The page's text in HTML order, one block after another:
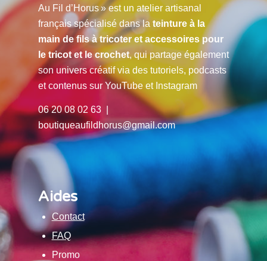
Au Fil d’Horus » est un atelier artisanal
français spécialisé dans la teinture à la
main de fils à tricoter et accessoires pour
le tricot et le crochet, qui partage également
son univers créatif via des tutoriels, podcasts
et contenus sur YouTube et Instagram
06 20 08 02 63 |
boutiqueaufildhorus@gmail.com
Aides
Contact
FAQ
Promo